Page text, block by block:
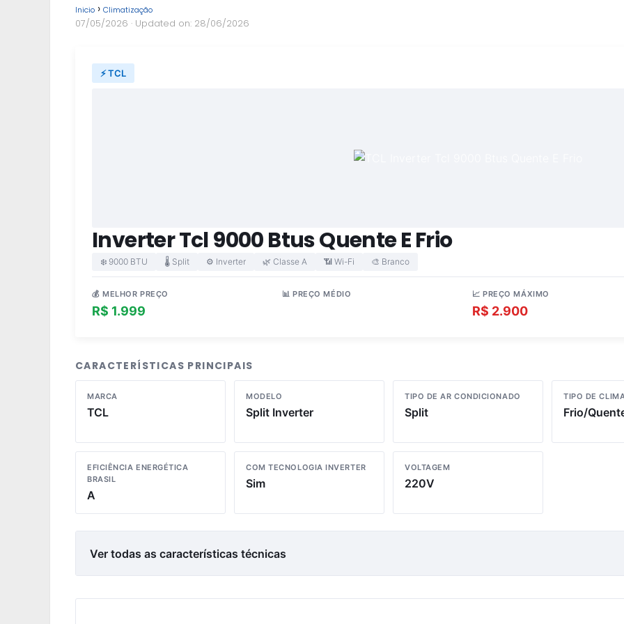
Inicio Climatização
07/05/2026 · Updated on: 28/06/2026
⚡ TCL
Inverter Tcl 9000 Btus Quente E Frio
❄️ 9000 BTU 🌡️ Split ⚙️ Inverter 🌿 Classe A 📶 Wi-Fi 🎨 Branco
💰 MELHOR PREÇO
R$ 1.999
📊 PREÇO MÉDIO 📈 PREÇO MÁXIMO
R$ 2.900
CARACTERÍSTICAS PRINCIPAIS
MARCA
TCL
MODELO
Split Inverter
TIPO DE AR CONDICIONADO
Split
TIPO DE
Frio/
EFICIÊNCIA ENERGÉTICA
BRASIL
A
COM TECNOLOGIA INVERTER
Sim
VOLTAGEM
220V
Ver todas as características técnicas